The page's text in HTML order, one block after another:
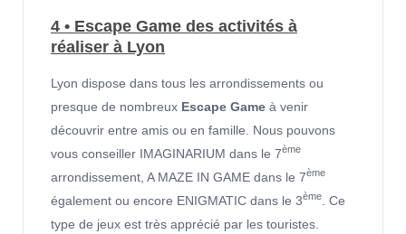
4 • Escape Game des activités à
réaliser à Lyon
Lyon dispose dans tous les arrondissements ou
presque de nombreux Escape Game à venir
découvrir entre amis ou en famille. Nous pouvons
vous conseiller IMAGINARIUM dans le 7ème
arrondissement, A MAZE IN GAME dans le 7ème
également ou encore ENIGMATIC dans le 3ème
. Ce
type de jeux est très apprécié par les touristes.